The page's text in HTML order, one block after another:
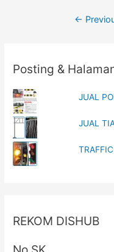
←
Posting &
JUAL
JUAL
REKOM DISHUB